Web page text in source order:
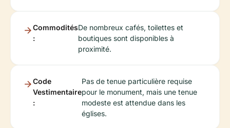
Commodités
:
De nombreux cafés, toilettes et
boutiques sont disponibles à
proximité.
Code
Vestimentaire
:
Pas de tenue particulière requise
pour le monument, mais une tenue
modeste est attendue dans les
églises.